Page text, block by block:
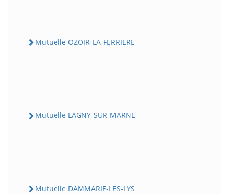
Mutuelle OZOIR-LA-FERRIERE
Mutuelle LAGNY-SUR-MARNE
Mutuelle DAMMARIE-LES-LYS